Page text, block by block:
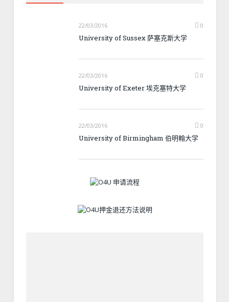
22/03/2016 0
University of Sussex 萨塞克斯大学
22/03/2016 0
University of Exeter 埃克塞特大学
22/03/2016 0
University of Birmingham 伯明翰大学